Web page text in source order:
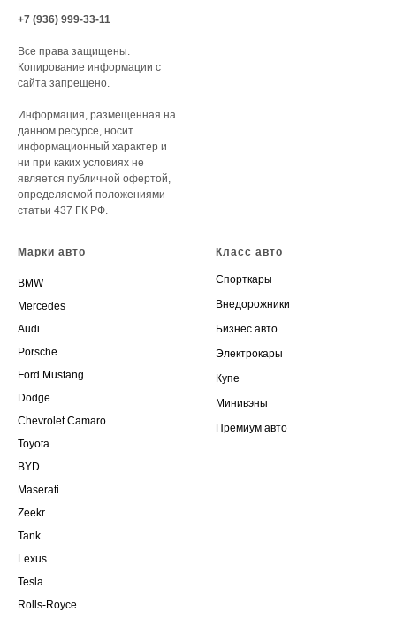
+7 (936) 999-33-11
Все права защищены.
Копирование информации с
сайта запрещено.
Информация, размещенная на
данном ресурсе, носит
информационный характер и
ни при каких условиях не
является публичной офертой,
определяемой положениями
статьи 437 ГК РФ.
Марки авто
BMW
Mercedes
Audi
Porsche
Ford Mustang
Dodge
Chevrolet Camaro
Toyota
BYD
Maserati
Zeekr
Tank
Lexus
Tesla
Rolls-Royce
Класс авто
Спорткары
Внедорожники
Бизнес авто
Электрокары
Купе
Минивэны
Премиум авто